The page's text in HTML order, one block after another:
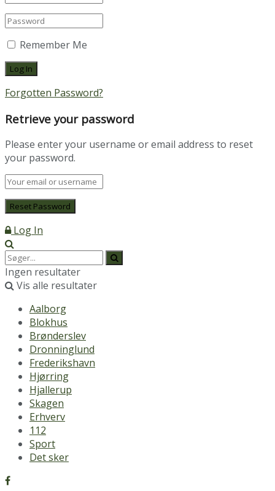
Remember Me
Forgotten Password?
Retrieve your password
Please enter your username or email address to reset
your password.
Log In
Ingen resultater
Vis alle resultater
Aalborg
Blokhus
Brønderslev
Dronninglund
Frederikshavn
Hjørring
Hjallerup
Skagen
Erhverv
112
Sport
Det sker